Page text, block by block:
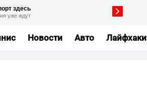
Новости Авто Лайфхаки